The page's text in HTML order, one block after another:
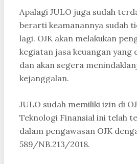
Apalagi JULO juga sudah
berarti keamanannya sudah
lagi. OJK akan melakukan
kegiatan jasa keuangan yang
dan akan segera
kejanggalan.
JULO sudah memiliki izin di
Teknologi Finansial ini telah
dalam pengawasan OJK
589/NB.213/2018.